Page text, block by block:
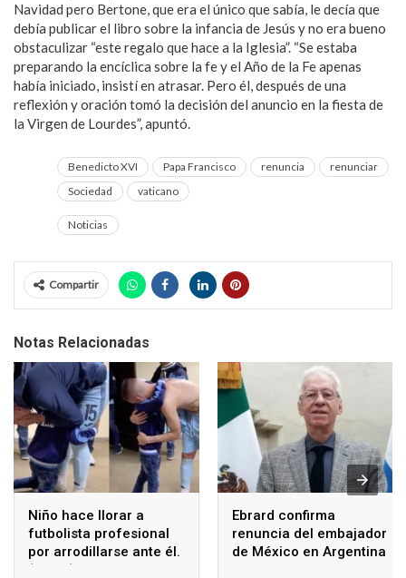
Navidad pero Bertone, que era el único que sabía, le decía que
debía publicar el libro sobre la infancia de Jesús y no era bueno
obstaculizar “este regalo que hace a la Iglesia”. “Se estaba
preparando la encíclica sobre la fe y el Año de la Fe apenas
había iniciado, insistí en atrasar. Pero él, después de una
reflexión y oración tomó la decisión del anuncio en la fiesta de
la Virgen de Lourdes”, apuntó.
Benedicto XVI Papa Francisco renuncia
renunciar
Sociedad
vaticano
Noticias
Compartir
Notas Relacionadas
Niño hace llorar a
futbolista profesional
por arrodillarse ante él.
(Video)
Ebrard confirma
renuncia del embajador
de México en Argentina